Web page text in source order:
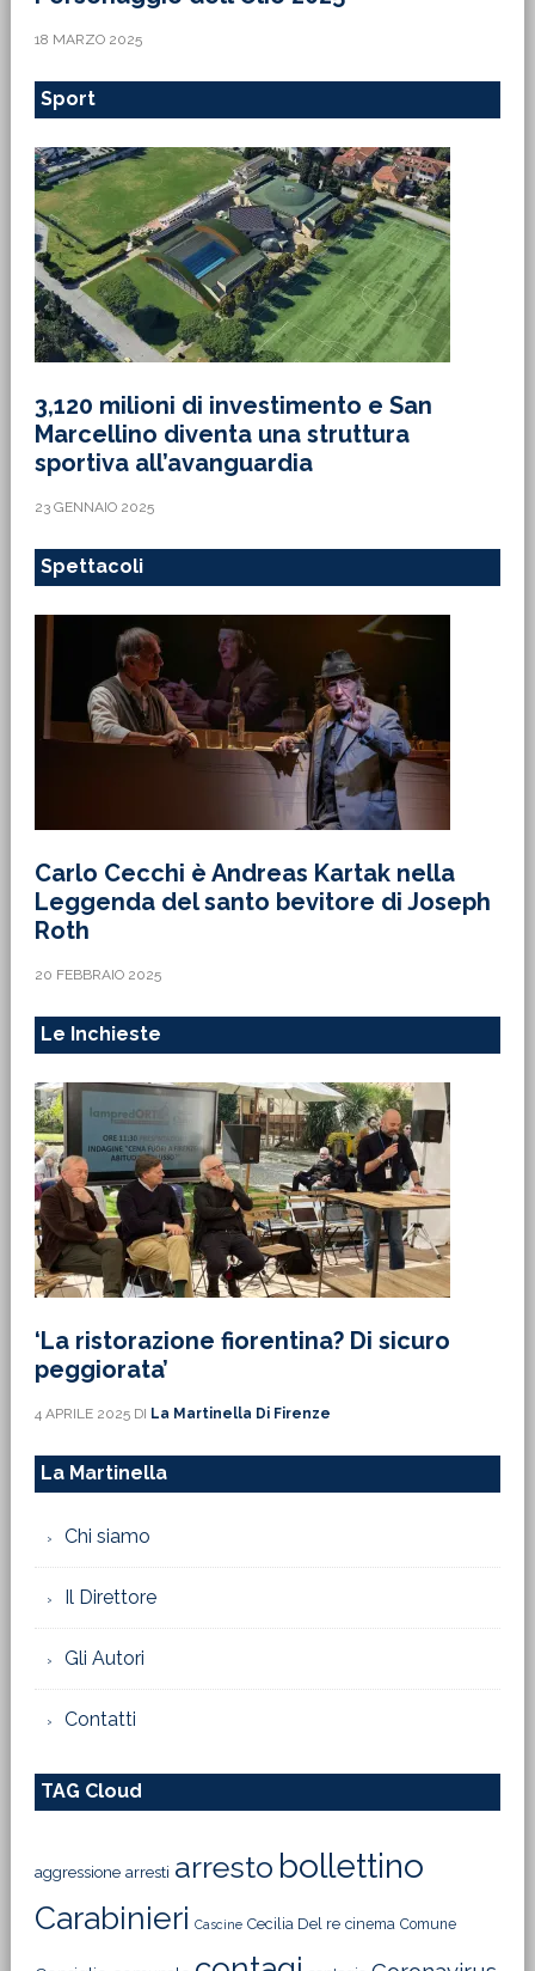
18 MARZO 2025
Sport
3,120 milioni di investimento e San
Marcellino diventa una struttura
sportiva all’avanguardia
23 GENNAIO 2025
Spettacoli
Carlo Cecchi è Andreas Kartak nella
Leggenda del santo bevitore di Joseph
Roth
20 FEBBRAIO 2025
Le Inchieste
‘La ristorazione fiorentina? Di sicuro
peggiorata’
4 APRILE 2025DI La Martinella Di Firenze
La Martinella
Chi siamo
Il Direttore
Gli Autori
Contatti
TAG Cloud
aggressione arresti arresto bollettino
Carabinieri Cascine Cecilia Del re cinema Comune